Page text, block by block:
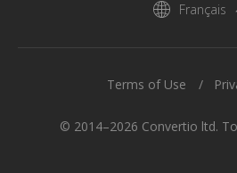
Français
© 2014–2026 Convertio ltd.
Terms of Use